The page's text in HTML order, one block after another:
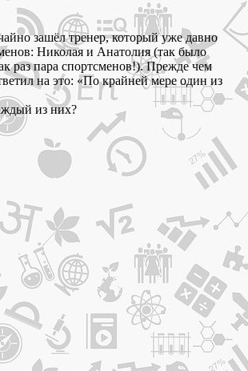
зашёл тренер, который уже давно
Николая и Анатолия (так было
раз пара спортсменов!). Прежде чем
на это: «По крайней мере один из
из них?